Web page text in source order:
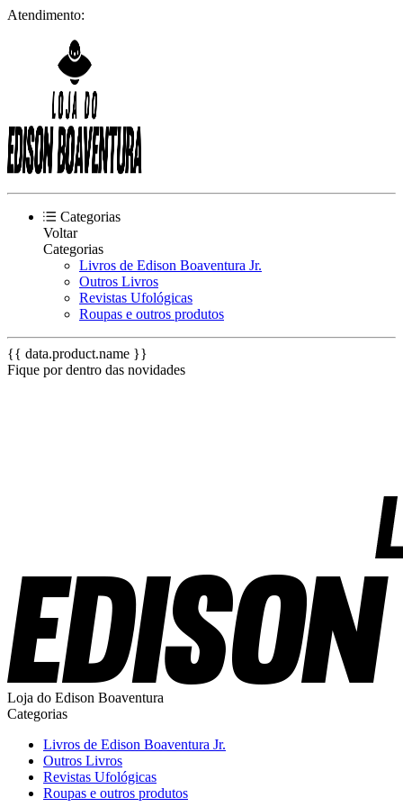
Atendimento:
Categorias
Voltar
Categorias
Livros de Edison Boaventura Jr.
Outros Livros
Revistas Ufológicas
Roupas e outros produtos
{{ data.product.name }}
Fique por dentro das novidades
Loja do Edison Boaventura
Categorias
Livros de Edison Boaventura Jr.
Outros Livros
Revistas Ufológicas
Roupas e outros produtos